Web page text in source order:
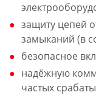
защиту цепей
замыканий (в
безопасное
надёжную
частых